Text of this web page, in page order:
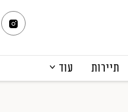
תיירות עוד